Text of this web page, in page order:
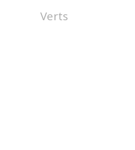
Verts